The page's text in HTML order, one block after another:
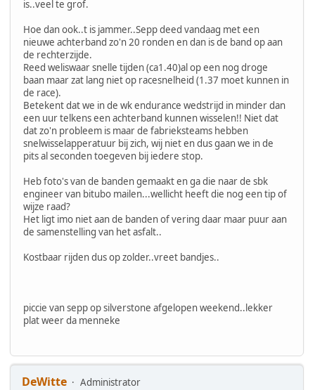
is..veel te grof.
Hoe dan ook..t is jammer..Sepp deed vandaag met een
nieuwe achterband zo'n 20 ronden en dan is de band op aan
de rechterzijde.
Reed weliswaar snelle tijden (ca1.40)al op een nog droge
baan maar zat lang niet op racesnelheid (1.37 moet kunnen in
de race).
Betekent dat we in de wk endurance wedstrijd in minder dan
een uur telkens een achterband kunnen wisselen!! Niet dat
dat zo'n probleem is maar de fabrieksteams hebben
snelwisselapperatuur bij zich, wij niet en dus gaan we in de
pits al seconden toegeven bij iedere stop.
Heb foto's van de banden gemaakt en ga die naar de sbk
engineer van bitubo mailen...wellicht heeft die nog een tip of
wijze raad?
Het ligt imo niet aan de banden of vering daar maar puur aan
de samenstelling van het asfalt..
Kostbaar rijden dus op zolder..vreet bandjes..
piccie van sepp op silverstone afgelopen weekend..lekker
plat weer da menneke
DeWitte
Administrator